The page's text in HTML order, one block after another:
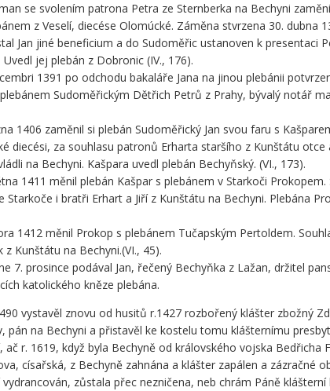
se svolením patrona Petra ze Sternberka na Bechyni
z Veselí, diecése Olomúcké. Záměna stvrzena 30. dubna
Jan jiné beneficium a do Sudoměřic ustanoven k presentaci
Uvedl jej plebán z Dobronic (IV., 176).
1391 po odchodu bakaláře Jana na jinou plebánii
Sudoměřickým Dětřich Petrů z Prahy, bývalý notář
1406 zaměnil si plebán Sudoměřický Jan svou faru s
diecési, za souhlasu patronů Erharta staršího z Kunštátu
na Bechyni. Kašpara uvedl plebán Bechyňský. (VI., 173).
1411 měnil plebán Kašpar s plebánem v Starkoči
Starkoče i bratři Erhart a Jiří z Kunštátu na Bechyni. Plebána
1412 měnil Prokop s plebánem Tučapským Pertoldem.
z Kunštátu na Bechyni.(VI., 45).
7. prosince podával Jan, řečený Bechyňka z Lažan, držitel
katolického kněze plebána.
vystavěl znovu od husitů r.1427 rozbořený klášter zbožný
pán na Bechyni a přistavěl ke kostelu tomu klášternímu
ač r. 1619, když byla Bechyně od královského vojska Bedřicha
císařská, z Bechyně zahnána a klášter zapálen a zázračné
zůstala přec nezničena, neb chrám Páně